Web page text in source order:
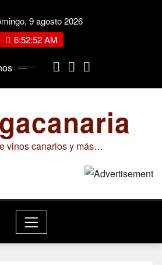
9 agosto 2026
6:52:53 AM
vinos canarios y más…